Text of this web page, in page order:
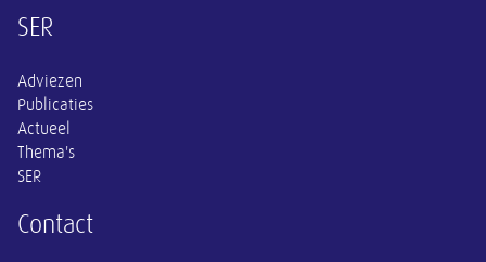
Overige informatie
SER
Adviezen
Publicaties
Actueel
Thema's
SER
Contact